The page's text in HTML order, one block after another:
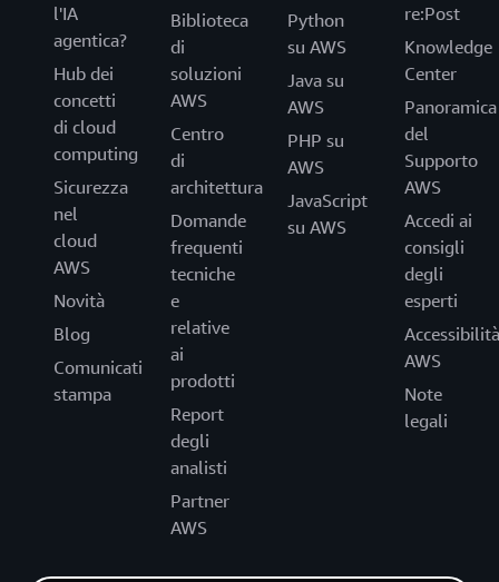
l'IA
agentica?
Hub dei
concetti
di cloud
computing
Sicurezza
nel
cloud
AWS
Novità
Blog
Comunicati
stampa
Biblioteca
di
soluzioni
AWS
Centro
di
architettura
Domande
frequenti
tecniche
e
relative
ai
prodotti
Report
degli
analisti
Partner
AWS
Python
su AWS
Java su
AWS
PHP su
AWS
JavaScript
su AWS
re:Post
Knowledge
Center
Panoramica
del
Supporto
AWS
Accedi ai
consigli
degli
esperti
Accessibilità
AWS
Note
legali